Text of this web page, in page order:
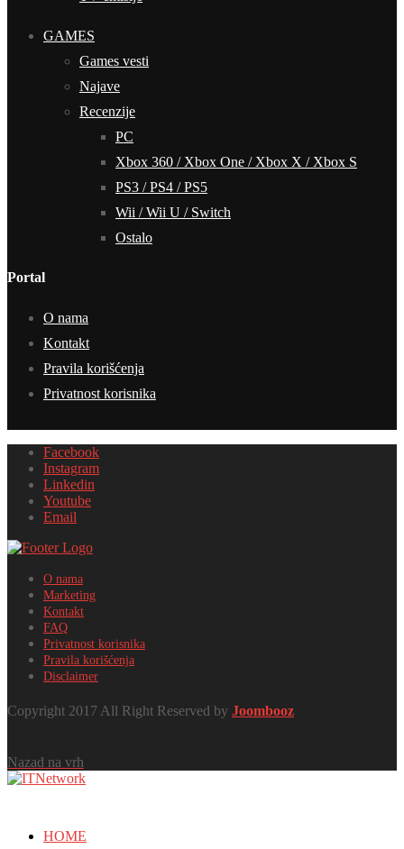
GAMES
Games vesti
Najave
Recenzije
PC
Xbox 360 / Xbox One / Xbox X / Xbox S
PS3 / PS4 / PS5
Wii / Wii U / Switch
Ostalo
Portal
O nama
Kontakt
Pravila korišćenja
Privatnost korisnika
Facebook
Instagram
Linkedin
Youtube
Email
O nama
Marketing
Kontakt
FAQ
Privatnost korisnika
Pravila korišćenja
Disclaimer
Copyright 2017 All Right Reserved by Joombooz
Nazad na vrh
HOME